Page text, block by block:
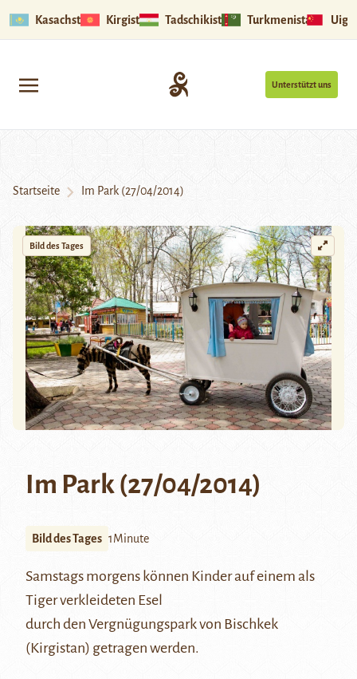
Kasachstan Kirgistan Tadschikistan Turkmenistan
Unterstützt uns
Startseite Im Park (27/04/2014)
Bild des Tages
Im Park (27/04/2014)
Bild des Tages 1Minute
Samstags morgens können Kinder auf einem als
Tiger verkleideten Esel
durch den Vergnügungspark von Bischkek
(Kirgistan) getragen werden.